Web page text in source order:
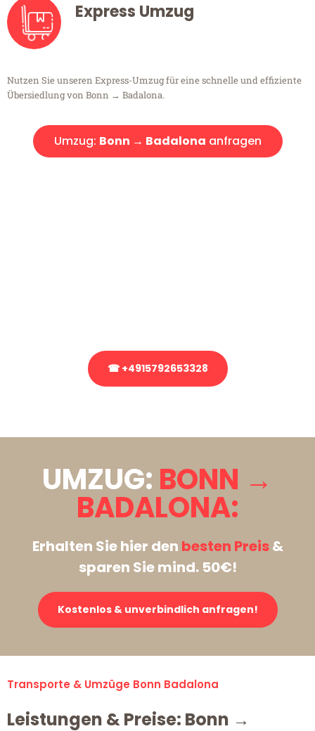
Express Umzug
Nutzen Sie unseren Express-Umzug für eine schnelle und effiziente
Übersiedlung von Bonn → Badalona.
Umzug: Bonn → Badalona anfragen
☎ +4915792653328
UMZUG: BONN →
BADALONA:
Erhalten Sie hier den besten Preis&
sparen Sie mind. 50€!
Kostenlos & unverbindlich anfragen!
Transporte & Umzüge Bonn Badalona
Leistungen & Preise: Bonn →